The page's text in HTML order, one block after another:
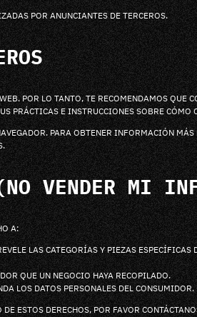
POR ANUNCIANTES DE TERCEROS.
POR LO TANTO, TE RECOMENDAMOS QUE
PRÁCTICAS E INSTRUCCIONES SOBRE
PARA OBTENER INFORMACIÓN
VENDER MI
A:
LAS CATEGORÍAS Y PIEZAS
QUE UN NEGOCIO HAYA RECOPILADO.
LOS DATOS PERSONALES DEL CONSUMIDOR.
ESTOS DERECHOS, POR FAVOR